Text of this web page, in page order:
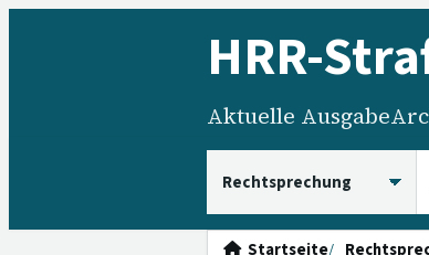
HRR-
Aktuelle Ausgabe
Startseite